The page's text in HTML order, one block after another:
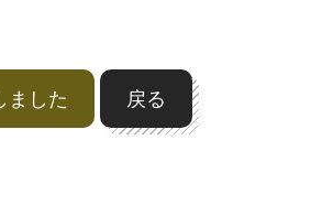
ました 戻る